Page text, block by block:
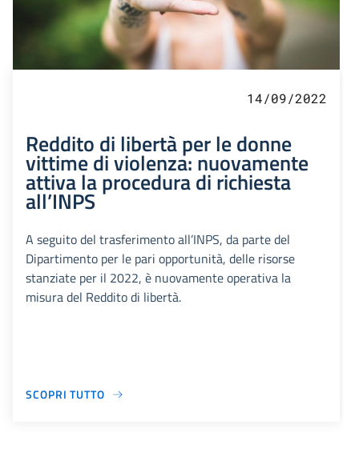
14/09/2022
Reddito di libertà per le donne
vittime di violenza: nuovamente
attiva la procedura di richiesta
all’INPS
A seguito del trasferimento all’INPS, da parte del
Dipartimento per le pari opportunità, delle risorse
stanziate per il 2022, è nuovamente operativa la
misura del Reddito di libertà.
SCOPRI TUTTO